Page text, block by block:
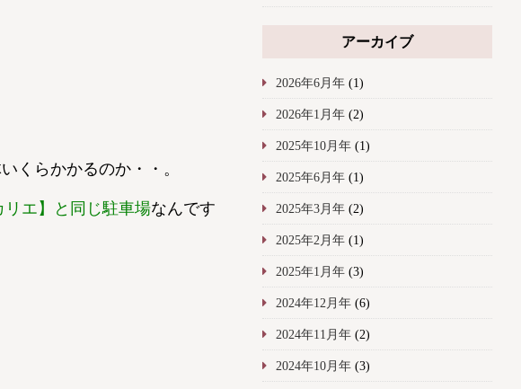
くらかかるのか・・。
リエ】と同じ駐車場なんです
アーカイブ
2026年6月年(1)
2026年1月年(2)
2025年10月年(1)
2025年6月年(1)
2025年3月年(2)
2025年2月年(1)
2025年1月年(3)
2024年12月年(6)
2024年11月年(2)
2024年10月年(3)